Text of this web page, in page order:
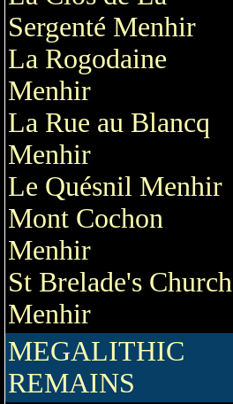
Sergenté Menhir
La Rogodaine
Menhir
La Rue au Blancq
Menhir
Le Quésnil Menhir
Mont Cochon
Menhir
St Brelade's Church
Menhir
MEGALITHIC
REMAINS